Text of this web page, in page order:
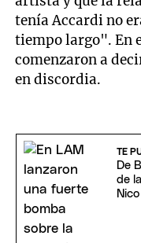
tenía Accardi no
tiempo largo". En
comenzaron a
en discordia.
TE
De
de